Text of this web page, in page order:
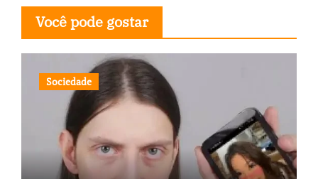
Você pode gostar
Sociedade